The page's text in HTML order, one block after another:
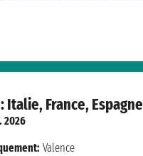
France, Espagne
2026
Valence